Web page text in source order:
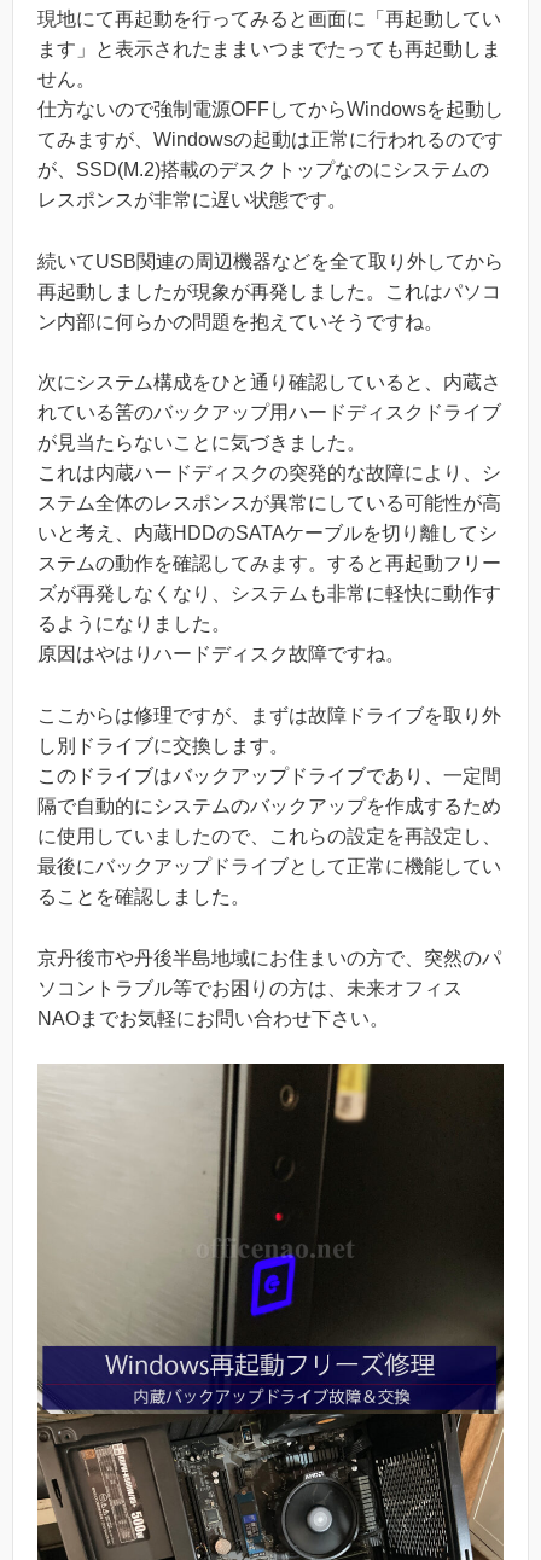
現地にて再起動を行ってみると画面に「再起動してい
ます」と表示されたままいつまでたっても再起動しま
せん。
仕方ないので強制電源OFFしてからWindowsを起動し
てみますが、Windowsの起動は正常に行われるのです
が、SSD(M.2)搭載のデスクトップなのにシステムの
レスポンスが非常に遅い状態です。
続いてUSB関連の周辺機器などを全て取り外してから
再起動しましたが現象が再発しました。これはパソコ
ン内部に何らかの問題を抱えていそうですね。
次にシステム構成をひと通り確認していると、内蔵さ
れている筈のバックアップ用ハードディスクドライブ
が見当たらないことに気づきました。
これは内蔵ハードディスクの突発的な故障により、シ
ステム全体のレスポンスが異常にしている可能性が高
いと考え、内蔵HDDのSATAケーブルを切り離してシ
ステムの動作を確認してみます。すると再起動フリー
ズが再発しなくなり、システムも非常に軽快に動作す
るようになりました。
原因はやはりハードディスク故障ですね。
ここからは修理ですが、まずは故障ドライブを取り外
し別ドライブに交換します。
このドライブはバックアップドライブであり、一定間
隔で自動的にシステムのバックアップを作成するため
に使用していましたので、これらの設定を再設定し、
最後にバックアップドライブとして正常に機能してい
ることを確認しました。
京丹後市や丹後半島地域にお住まいの方で、突然のパ
ソコントラブル等でお困りの方は、未来オフィス
NAOまでお気軽にお問い合わせ下さい。